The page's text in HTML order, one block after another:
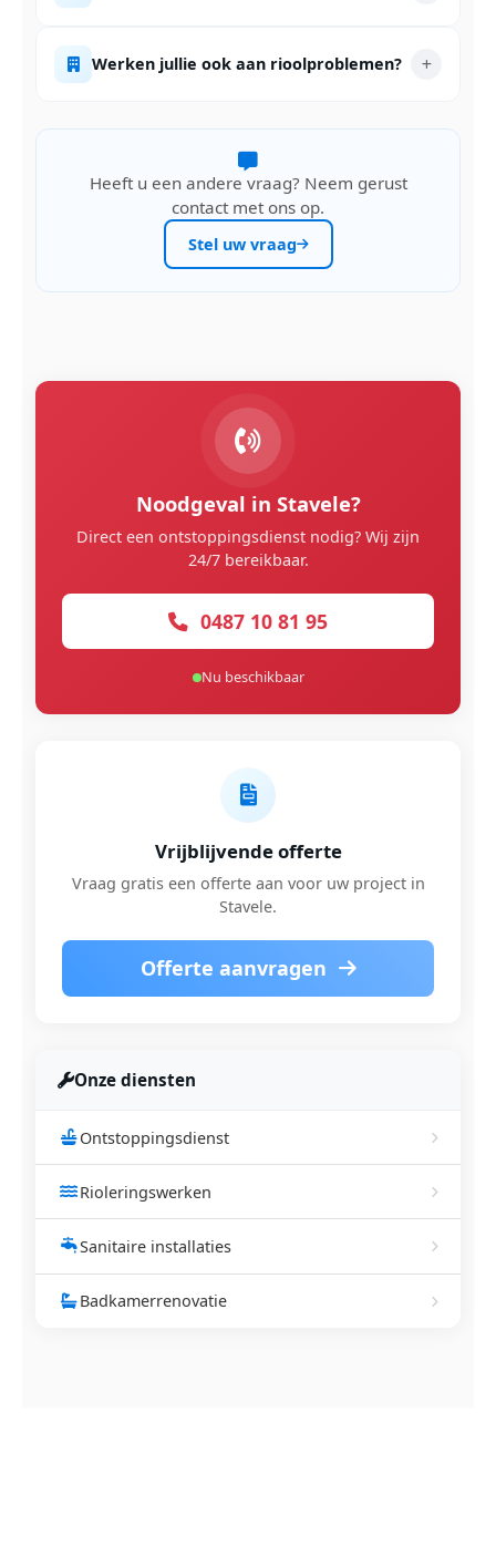
Werken jullie ook aan rioolproblemen?
Heeft u een andere vraag? Neem gerust
contact met ons op.
Stel uw vraag
Noodgeval in Stavele?
Direct een ontstoppingsdienst nodig? Wij zijn
24/7 bereikbaar.
0487 10 81 95
Nu beschikbaar
Vrijblijvende offerte
Vraag gratis een offerte aan voor uw project in
Stavele.
Offerte aanvragen
Onze diensten
Ontstoppingsdienst
Rioleringswerken
Sanitaire installaties
Badkamerrenovatie